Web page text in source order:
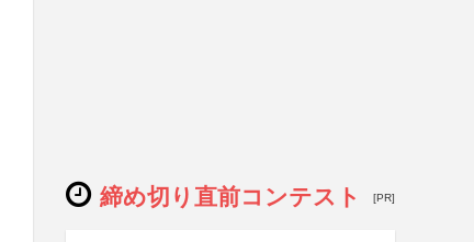
締め切り直前コンテスト [PR]